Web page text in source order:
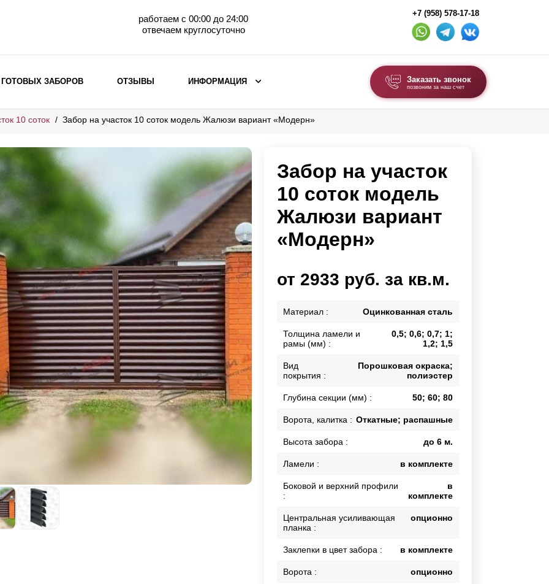
работаем с 00:00 до 24:00
отвечаем круглосуточно
+7 (958) 578-17-18
ВЫБОР ПО МАТЕРИАЛУ
Заборы с кирпичными столбами
Заборы из евроштакетника
горизонтального
Металлические заборы для дачи
Забор жалюзи с кирпичными столбами
Металлические заборы
Металлические ограждения
ВЫБОР ПО ХАРАКТЕРИСТИКАМ
Горизонтальные заборы
Высокие заборы
Красивые, дизайнерские заборы
ВЫБОР ПО СПОСОБУ МОНТАЖА
Заборы под ключ
Готовые заборы
Комплекты заборов-лего "сделай сам"
ВЫБОР ПО ТИПУ
Комбинированные заборы
Секционные заборы
ВОРОТА И КАЛИТКИ
Ворота откатные
Ворота складные гармошка
Каркасы ворот
Входные группы
ЗАБОРОВ ОТЗЫВЫ ИНФОРМАЦИЯ Заказать звонок
позвоним за наш счет
10 соток Забор на участок 10 соток модель Жалюзи вариант «Модерн»
Забор на участок
10 соток модель
Жалюзи вариант
«Модерн»
от 2933 руб. за кв.м.
Материал : Оцинкованная сталь
Толщина ламели и
рамы (мм) :
0,5; 0,6; 0,7; 1;
1,2; 1,5
Вид
покрытия :
Порошковая окраска;
полиэстер
Глубина секции (мм) : 50; 60; 80
Ворота, калитка : Откатные; распашные
Высота забора : до 6 м.
Ламели : в комплекте
Боковой и верхний профили
:
в
комплекте
Центральная усиливающая
планка :
опционно
Заклепки в цвет забора : в комплекте
Ворота : опционно